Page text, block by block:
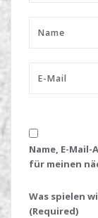
Name, E-
für meinen
Was spielen
(Required)